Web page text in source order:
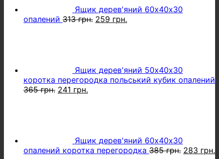
Ящик дерев'яний 60х40х30
опалений 313грн. Оригінальна
259 грн.
Ящик дерев'яний 50х40х30
коротка перегородка польський кубик опалений
365грн. Оригінальна
241 грн.
Ящик дерев'яний 60х40х30
опалений коротка перегородка 385грн. 283 грн.